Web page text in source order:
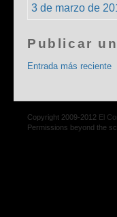
3 de marzo de
Publicar
Entrada más reciente
Copyright 2009-2012 El
Permissions beyond the